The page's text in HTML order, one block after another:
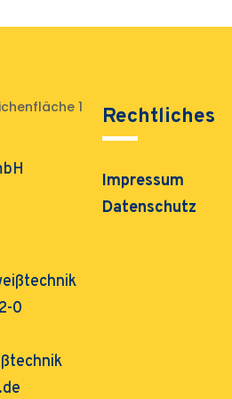
Rechtliches
Impressum
Datenschutz